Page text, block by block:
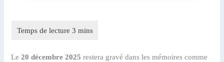
Le20 décembre 2025 restera gravé dans les mémoires comme